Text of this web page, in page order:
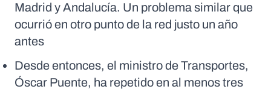
Madrid y Andalucía. Un problema similar que
ocurrió en otro punto de la red justo un año
antes
Desde entonces, el ministro de Transportes,
Óscar Puente, ha repetido en al menos tres